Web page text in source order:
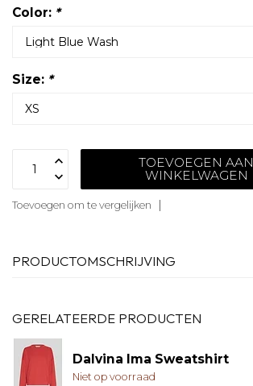
Color: *
Size: *
TOEVOEGEN AAN
WINKELWAGEN
Toevoegen om te vergelijken
PRODUCTOMSCHRIJVING
GERELATEERDE PRODUCTEN
Dalvina Ima Sweatshirt
Niet op voorraad